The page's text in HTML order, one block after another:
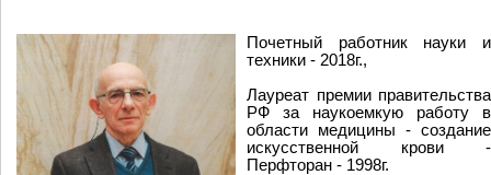
Почетный работник науки и
техники - 2018г.,
Лауреат премии правительства
РФ за наукоемкую работу в
области медицины - создание
искусственной крови -
Перфторан - 1998г.